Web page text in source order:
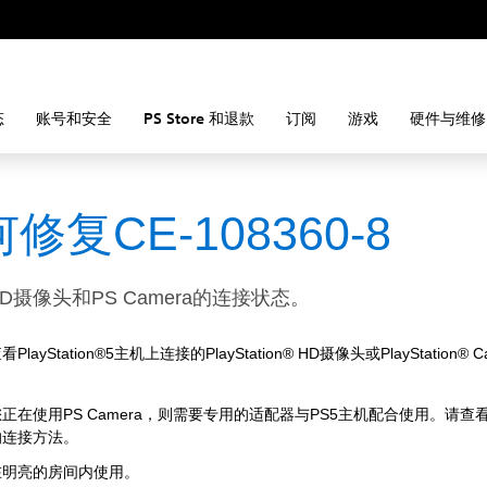
账号和安全 PS Store 和退款 订阅 游戏 硬件与维修
修复CE-108360-8
摄像头和PS Camera的连接状态。
PlayStation®5主机上连接的PlayStation® HD摄像头或PlayStation®
在使用PS Camera，则需要专用的适配器与PS5主机配合使用。请查
接方法。
亮的房间内使用。